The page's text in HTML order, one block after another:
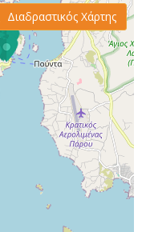
Διαδραστικός Χάρτης